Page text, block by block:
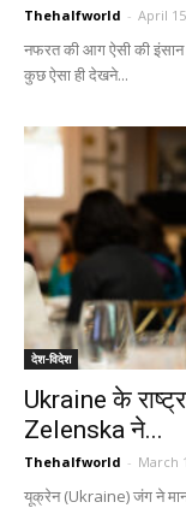
Thehalfworld - April
नफरत की आग ऐसी की इंसान
कुछ ऐसा ही देखने...
देश-विदेश
Ukraine के
Zelenska ने...
Thehalfworld - March
यूक्रेन (Ukraine) जंग ने